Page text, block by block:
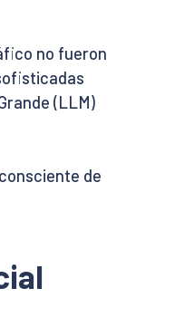
no fueron
(LLM)
de